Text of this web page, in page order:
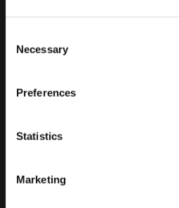
Selection
Necessary
Preferences
Statistics
Marketing
Regular Charging
Información adicional